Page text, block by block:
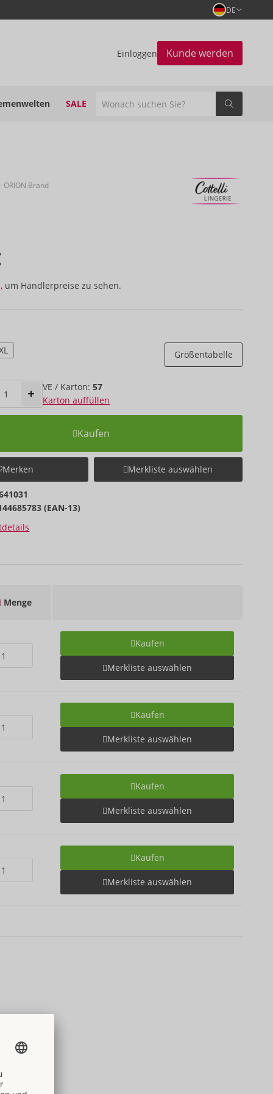
DE
Einloggen Kunde werden
SALE
ORION Brand
um Händlerpreise zu sehen.
Größentabelle
VE / Karton:57
Karton auffüllen
Kaufen
Merken Merkliste auswählen
(EAN-13)
Menge
Kaufen
Merkliste auswählen
Kaufen
Merkliste auswählen
Kaufen
Merkliste auswählen
Kaufen
Merkliste auswählen